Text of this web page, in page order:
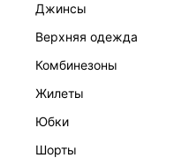
джинсы
верхняя одежда
комбинезоны
жилеты
юбки
шорты
ПЛАТЬЕ ИЗ КРУЖЕВА